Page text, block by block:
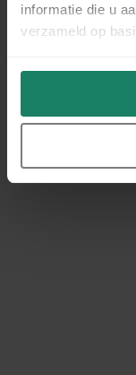
informatie die u
verzameld op